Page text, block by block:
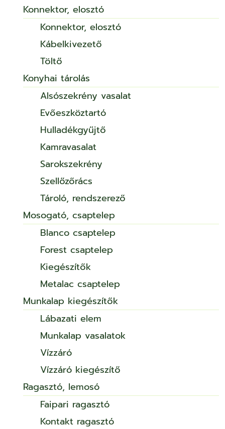
Konnektor, elosztó
Konnektor, elosztó
Kábelkivezető
Töltő
Konyhai tárolás
Alsószekrény vasalat
Evőeszköztartó
Hulladékgyűjtő
Kamravasalat
Sarokszekrény
Szellőzőrács
Tároló, rendszerező
Mosogató, csaptelep
Blanco csaptelep
Forest csaptelep
Kiegészítők
Metalac csaptelep
Munkalap kiegészítők
Lábazati elem
Munkalap vasalatok
Vízzáró
Vízzáró kiegészítő
Ragasztó, lemosó
Faipari ragasztó
Kontakt ragasztó